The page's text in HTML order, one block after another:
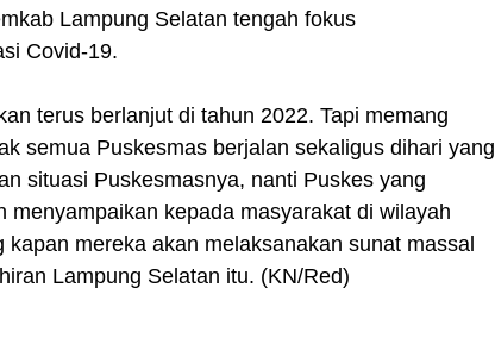
Lampung Selatan tengah fokus
Covid-19.
terus berlanjut di tahun 2022. Tapi memang
semua Puskesmas berjalan sekaligus dihari yang
situasi Puskesmasnya, nanti Puskes yang
menyampaikan kepada masyarakat di wilayah
kapan mereka akan melaksanakan sunat massal
Lampung Selatan itu. (KN/Red)